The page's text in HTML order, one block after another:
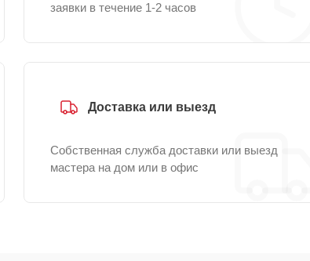
заявки в течение 1-2 часов
Доставка или выезд
Собственная служба доставки или выезд
мастера на дом или в офис